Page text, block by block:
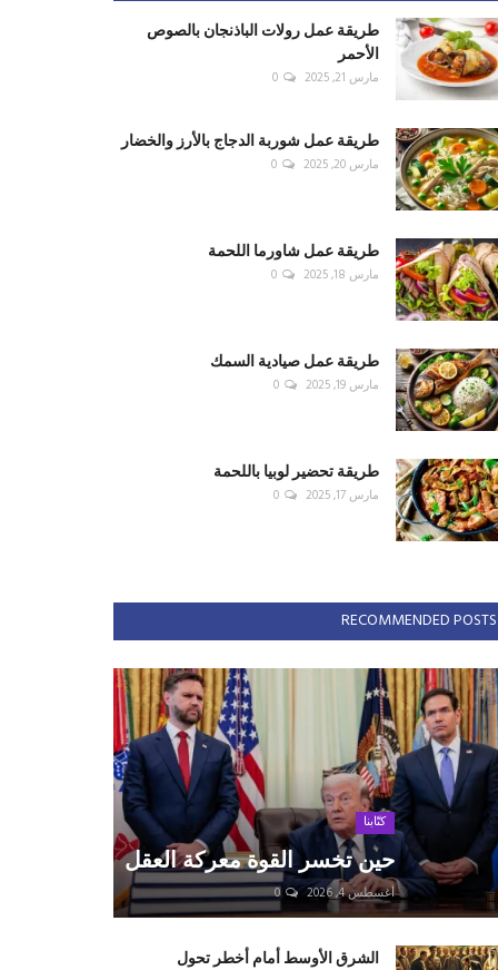
طريقة عمل رولات الباذنجان بالصوص
الأحمر
مارس 21, 2025 0
طريقة عمل شوربة الدجاج بالأرز والخضار
مارس 20, 2025 0
طريقة عمل شاورما اللحمة
مارس 18, 2025 0
طريقة عمل صيادية السمك
مارس 19, 2025 0
طريقة تحضير لوبيا باللحمة
مارس 17, 2025 0
RECOMMENDED POSTS
كتّابنا
حين تخسر القوة معركة العقل
أغسطس 4, 2026 0
الشرق الأوسط أمام أخطر تحول